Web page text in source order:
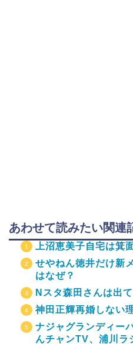
あわせて読みたい関連
上沼恵美子自宅は箕
せやねん徳井だけ新
はなぜ？
Nスタ森田さんは出
神田正輝再婚しない
ナジャグランディー
んチャンTV、浦川ラ